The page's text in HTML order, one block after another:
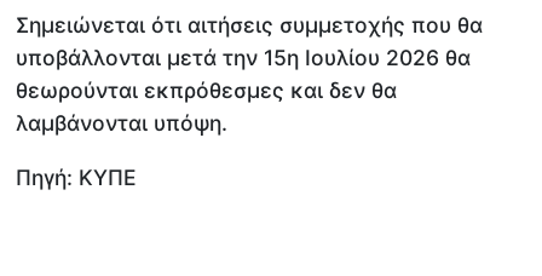
Σημειώνεται ότι αιτήσεις συμμετοχής που θα
υποβάλλονται μετά την 15η Ιουλίου 2026 θα
θεωρούνται εκπρόθεσμες και δεν θα
λαμβάνονται υπόψη.
Πηγή: ΚΥΠΕ